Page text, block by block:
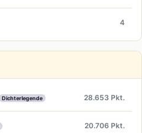
4
Dichterlegende 28.653 Pkt.
20.706 Pkt.